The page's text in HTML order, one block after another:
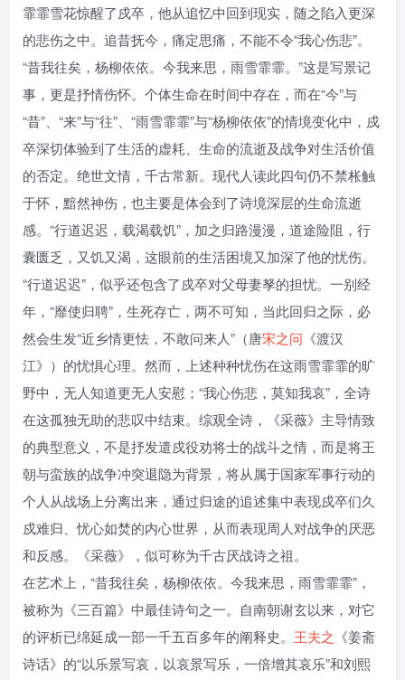
霏霏雪花惊醒了戍卒，他从追忆中回到现实，随之陷入更深
的悲伤之中。追昔抚今，痛定思痛，不能不令“我心伤悲”。
“昔我往矣，杨柳依依。今我来思，雨雪霏霏。”这是写景记
事，更是抒情伤怀。个体生命在时间中存在，而在“今”与
“昔”、“来”与“往”、“雨雪霏霏”与“杨柳依依”的情境变化中，戍
卒深切体验到了生活的虚耗、生命的流逝及战争对生活价值
的否定。绝世文情，千古常新。现代人读此四句仍不禁枨触
于怀，黯然神伤，也主要是体会到了诗境深层的生命流逝
感。“行道迟迟，载渴载饥”，加之归路漫漫，道途险阻，行
囊匮乏，又饥又渴，这眼前的生活困境又加深了他的忧伤。
“行道迟迟”，似乎还包含了戍卒对父母妻孥的担忧。一别经
年，“靡使归聘”，生死存亡，两不可知，当此回归之际，必
然会生发“近乡情更怯，不敢问来人”（唐宋之问 《渡汉
江》）的忧惧心理。然而，上述种种忧伤在这雨雪霏霏的旷
野中，无人知道更无人安慰；“我心伤悲，莫知我哀”，全诗
在这孤独无助的悲叹中结束。综观全诗，《采薇》主导情致
的典型意义，不是抒发遣戍役劝将士的战斗之情，而是将王
朝与蛮族的战争冲突退隐为背景，将从属于国家军事行动的
个人从战场上分离出来，通过归途的追述集中表现戍卒们久
戍难归、忧心如焚的内心世界，从而表现周人对战争的厌恶
和反感。《采薇》，似可称为千古厌战诗之祖。
在艺术上，“昔我往矣，杨柳依依。今我来思，雨雪霏霏”，
被称为《三百篇》中最佳诗句之一。自南朝谢玄以来，对它
的评析已绵延成一部一千五百多年的阐释史。 王夫之 《姜斋
诗话》的“以乐景写哀，以哀景写乐，一倍增其哀乐”和刘熙